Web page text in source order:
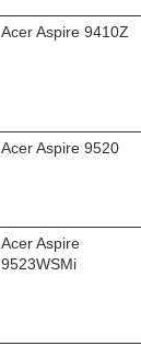
Acer Aspire 9410Z
Acer Aspire 9520
Acer Aspire
9523WSMi